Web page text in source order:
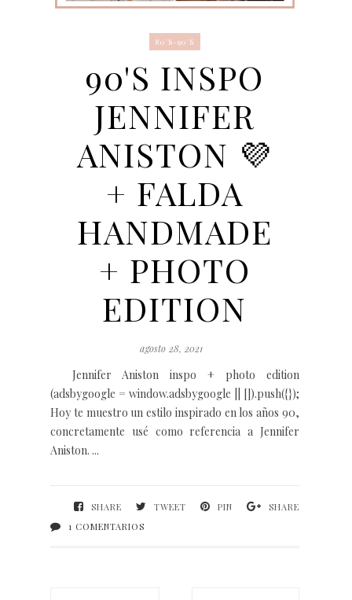
80'S-90'S
90'S INSPO
JENNIFER
ANISTON 💜
+ FALDA
HANDMADE
+ PHOTO
EDITION
agosto 28, 2021
Jennifer Aniston inspo + photo edition
(adsbygoogle = window.adsbygoogle || []).push({});
Hoy te muestro un estilo inspirado en los años 90,
concretamente usé como referencia a Jennifer
Aniston. ...
SHARE TWEET PIN
SHARE
1 COMENTARIOS